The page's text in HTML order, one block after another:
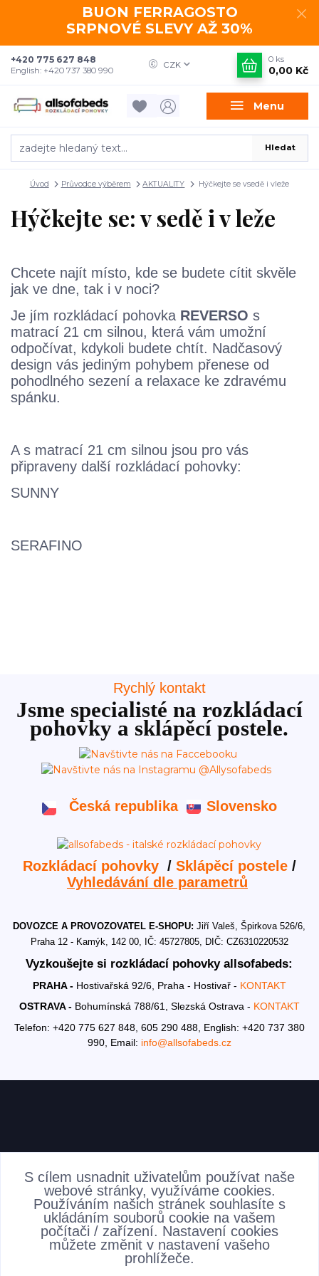
BUON FERRAGOSTO
SRPNOVÉ SLEVY AŽ 30%
Menu
CZK
Hledat
+420 775 627 848
English: +420 737 380 990
0 ks
0,00 Kč
Úvod Průvodce výběrem AKTUALITY Hýčkejte se vsedě i vleže
Hýčkejte se: v sedě i v leže
Chcete najít místo, kde se budete cítit skvěle
jak ve dne, tak i v noci?
Je jím rozkládací pohovka REVERSO s
matrací 21 cm silnou, která vám umožní
odpočívat, kdykoli budete chtít. Nadčasový
design vás jediným pohybem přenese od
pohodlného sezení a relaxace ke zdravému
spánku.
A s matrací 21 cm silnou jsou pro vás
připraveny další rozkládací pohovky:
SUNNY
SERAFINO
Rychlý kontakt
Jsme specialisté na rozkládací
pohovky a sklápěcí postele.
Česká republika Slovensko
Rozkládací pohovky / Sklápěcí postele/
Vyhledávání dle parametrů
DOVOZCE A PROVOZOVATEL E-SHOPU:Jiří Valeš, Špirkova 526/6,
Praha 12 - Kamýk, 142 00, IČ: 45727805, DIČ: CZ6310220532
Vyzkoušejte si rozkládací pohovky allsofabeds:
PRAHA - Hostivařská 92/6, Praha - Hostivař - KONTAKT
OSTRAVA - Bohumínská 788/61, Slezská Ostrava - KONTAKT
Telefon: +420 775 627 848, 605 290 488, English: +420 737 380
990, Email: info@allsofabeds.cz
AKTUALITY
S cílem usnadnit uživatelům používat naše
webové stránky, využíváme cookies.
Používáním našich stránek souhlasíte s
ukládáním souborů cookie na vašem
počítači / zařízení. Nastavení cookies
můžete změnit v nastavení vašeho
prohlížeče.